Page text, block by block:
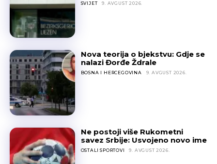
SVIJET 9. AVGUST 2026.
Nova teorija o bjekstvu: Gdje se
nalazi Đorđe Ždrale
BOSNA I HERCEGOVINA 9. AVGUST 2026.
Ne postoji više Rukometni
savez Srbije: Usvojeno novo ime
OSTALI SPORTOVI 9. AVGUST 2026.